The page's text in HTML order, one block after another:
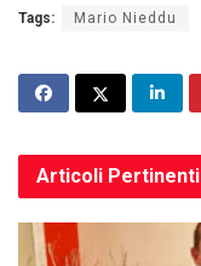
Tags: Mario Nieddu
Articoli Pertinenti